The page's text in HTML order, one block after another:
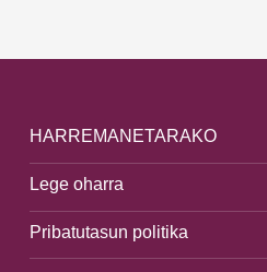
HARREMANETARAKO
Lege oharra
Pribatutasun politika